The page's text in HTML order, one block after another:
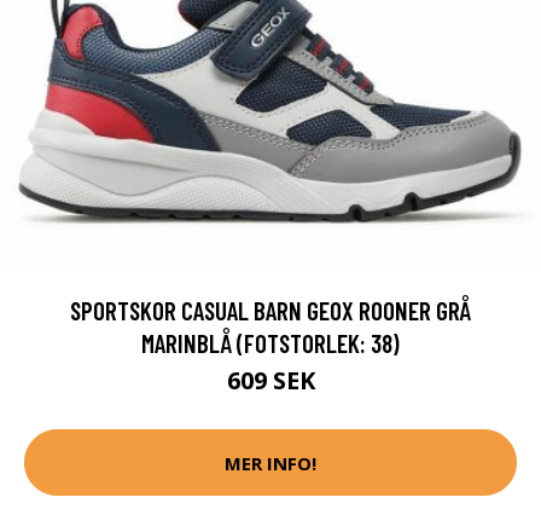
SPORTSKOR CASUAL BARN GEOX ROONER GRÅ
MARINBLÅ (FOTSTORLEK: 38)
609 SEK
MER INFO!